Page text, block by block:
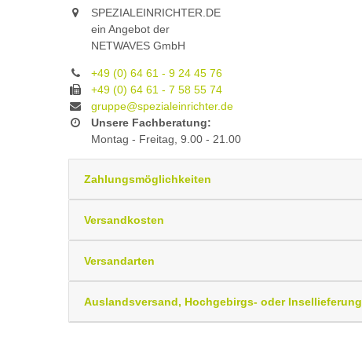
SPEZIALEINRICHTER.DE
ein Angebot der
NETWAVES GmbH
+49 (0) 64 61 - 9 24 45 76
+49 (0) 64 61 - 7 58 55 74
gruppe@spezialeinrichter.de
Unsere Fachberatung:
Montag - Freitag, 9.00 - 21.00
Zahlungsmöglichkeiten
Versandkosten
Versandarten
Auslandsversand, Hochgebirgs- oder Insellieferung